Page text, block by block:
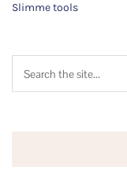
Slimme tools